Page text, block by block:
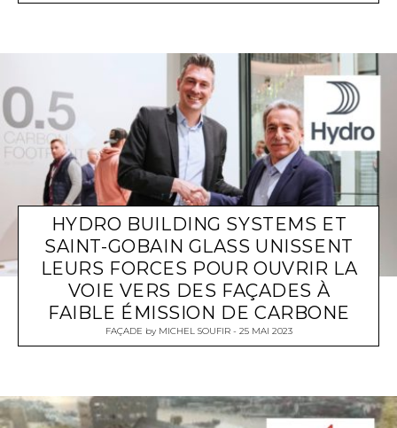
HYDRO BUILDING SYSTEMS ET
SAINT-GOBAIN GLASS UNISSENT
LEURS FORCES POUR OUVRIR LA
VOIE VERS DES FAÇADES À
FAIBLE ÉMISSION DE CARBONE
FAÇADE by MICHEL SOUFIR 25 MAI 2023